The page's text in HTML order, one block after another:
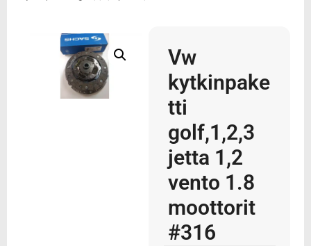
Vw
kytkinpake
tti
golf,1,2,3
jetta 1,2
vento 1.8
moottorit
#316